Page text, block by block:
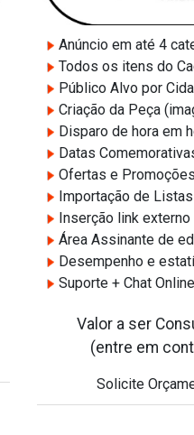
Anúncio em até 4
Todos os itens do
Público Alvo por
Criação da Peça
Disparo de hora em
Datas
Ofertas e Promoções
Importação de Listas
Inserção link externo
Área Assinante de
Desempenho e
Suporte + Chat Online
Valor a ser
(entre em
Solicite